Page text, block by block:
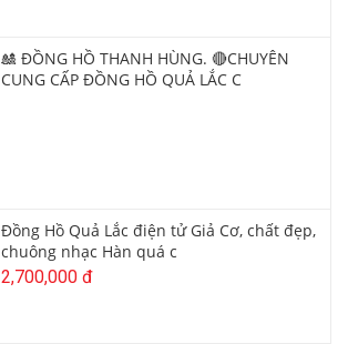
🎎 ĐỒNG HỒ THANH HÙNG. 🔴CHUYÊN
CUNG CẤP ĐỒNG HỒ QUẢ LẮC C
Đồng Hồ Quả Lắc điện tử Giả Cơ, chất đẹp,
chuông nhạc Hàn quá c
2,700,000 đ